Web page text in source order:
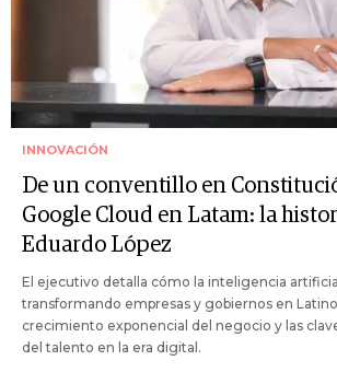
INNOVACIÓN
De un conventillo en
Google Cloud en Latam: la
Eduardo López
El ejecutivo detalla cómo la inteligencia
transformando empresas y gobiernos en
crecimiento exponencial del negocio y las
del talento en la era digital.